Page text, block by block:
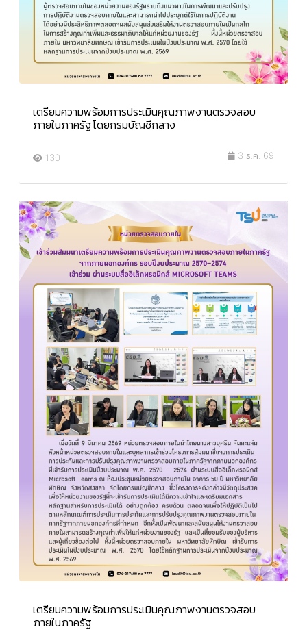
เตรียมความพร้อมการประเมินคุณภาพงานตรวจสอบ
ภายในภาครัฐโดยกรมบัญชีกลาง
130 3 ธ.ค. 69
เตรียมความพร้อมการประเมินคุณภาพงานตรวจสอบ
ภายในภาครัฐ